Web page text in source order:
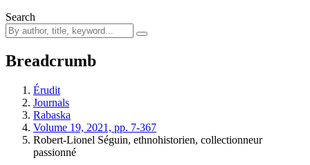
Search
Breadcrumb
Érudit
Journals
Rabaska
Volume 19, 2021, pp. 7-367
Robert-Lionel Séguin, ethnohistorien, collectionneur
passionné